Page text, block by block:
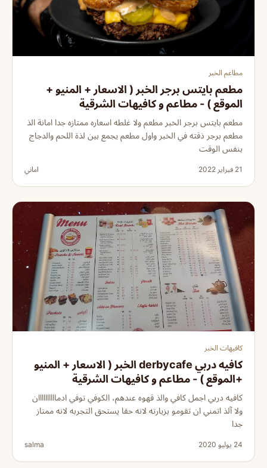
مطاعم الخبر
مطعم بايتس برجر الخبر ( الاسعار + المنيو +
الموقع ) - مطاعم و كافيهات الشرقية
مطعم بايتس برجر الخبر مطعم ولا غلطه اسعاره ممتازه جدا امانة الذ
مطعم برجر ذقته في الخبر واول مطعم يجمع بين لذة اللحم والدجاج
بنفس الوقت
21 فبراير 2022 اماني
كافيهات الخبر
كافيه دربي derbycafe الخبر ( الاسعار + المنيو
+الموقع ) - مطاعم و كافيهات الشرقية
كافيه دربي اجمل کافي والذ قهوه عندهم، الکوفي توفي ادماااااااااان
ولا آلذ اتمني ان تقومو بزيارته لانه حقا يستحق التجربه لانه ممتاز
جدا
24 يوليو 2020 salma